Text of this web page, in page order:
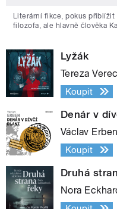
Literární fikce, pokus přiblížit
filozofa, ale hlavně člověka
Lyžák
Tereza
Koupit
Denár v
Václav Erben
Koupit
Druhá
Nora